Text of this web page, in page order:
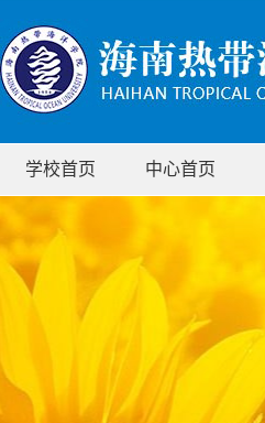
学校首页 中心首页